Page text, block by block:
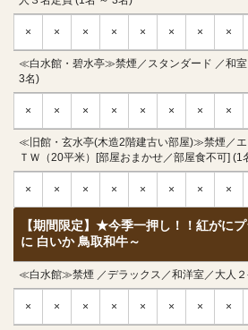
× × × × × × × ×
≪白水館・碧水亭≫禁煙／スタンダード ／和室
3名)
× × × × × × × ×
≪旧館・玄水亭(木造2階建古い部屋)≫禁煙／
ＴＷ（20平米）[部屋おまかせ／部屋食不可] (1
× × × × × × × ×
【期間限定】★今季一押し！！紅がに
に 白いか 鳥取和牛～
≪白水館≫禁煙 ／デラックス／和洋室／大人
× × × × × × × ×